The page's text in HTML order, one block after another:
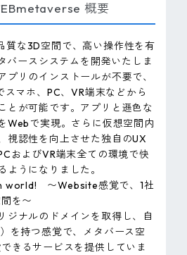
概要
な3D空間で、高い操作性を有
バースシステムを開発いたしま
プリのインストールが不要で、
スマホ、PC、VR端末などから
とが可能です。アプリと遜色な
Webで実現。さらに仮想空間内
視認性を向上させた独自のUX
およびVR端末全ての環境で快
ようになりました。
world! 〜Website感覚で、1社
を〜
ジナルのドメインを取得し、自
を持つ感覚で、メタバース空
きるサービスを提供していま